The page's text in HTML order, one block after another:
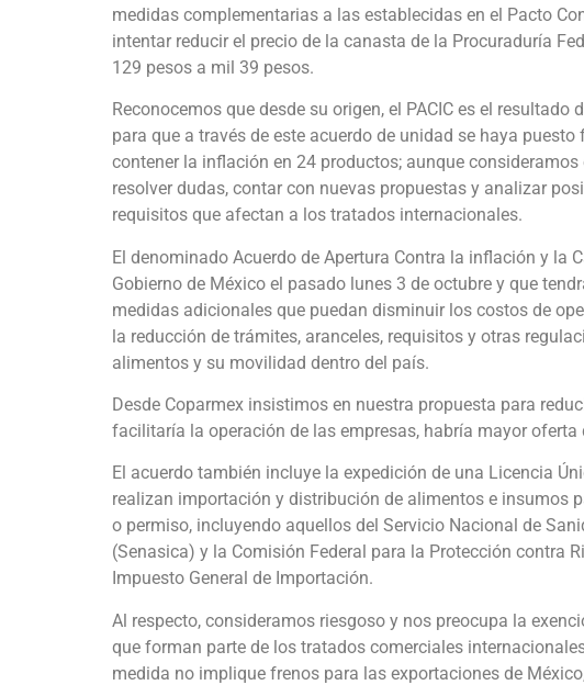
medidas complementarias a las establecidas en el Pacto
intentar reducir el precio de la canasta de la Procuraduría
129 pesos a mil 39 pesos.
Reconocemos que desde su origen, el PACIC es el
para que a través de este acuerdo de unidad se haya
contener la inflación en 24 productos; aunque
resolver dudas, contar con nuevas propuestas y analizar
requisitos que afectan a los tratados internacionales.
El denominado Acuerdo de Apertura Contra la inflación y la
Gobierno de México el pasado lunes 3 de octubre y que
medidas adicionales que puedan disminuir los costos de
la reducción de trámites, aranceles, requisitos y otras
alimentos y su movilidad dentro del país.
Desde Coparmex insistimos en nuestra propuesta para
facilitaría la operación de las empresas, habría mayor
El acuerdo también incluye la expedición de una Licencia
realizan importación y distribución de alimentos e insumos
o permiso, incluyendo aquellos del Servicio Nacional de
(Senasica) y la Comisión Federal para la Protección contra
Impuesto General de Importación.
Al respecto, consideramos riesgoso y nos preocupa la
que forman parte de los tratados comerciales
medida no implique frenos para las exportaciones de